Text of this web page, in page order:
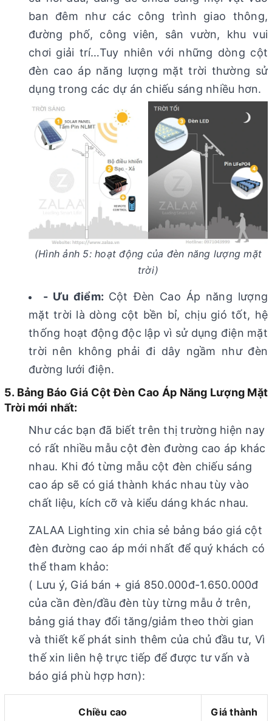
ban đêm như các công trình giao thông,
đường phố, công viên, sân vườn, khu vui
chơi giải trí…Tuy nhiên với những dòng cột
đèn cao áp năng lượng mặt trời thường sử
dụng trong các dự án chiếu sáng nhiều hơn.
(Hình ảnh 5: hoạt động của đèn năng lượng mặt
trời)
- Ưu điểm: Cột Đèn Cao Áp năng lượng
mặt trời là dòng cột bền bỉ, chịu gió tốt, hệ
thống hoạt động độc lập vì sử dụng điện mặt
trời nên không phải đi dây ngầm như đèn
đường lưới điện.
5. Bảng Báo Giá Cột Đèn Cao Áp Năng Lượng Mặt
Trời mới nhất:
Như các bạn đã biết trên thị trường hiện nay
có rất nhiều mẫu cột đèn đường cao áp khác
nhau. Khi đó từng mẫu cột đèn chiếu sáng
cao áp sẽ có giá thành khác nhau tùy vào
chất liệu, kích cỡ và kiểu dáng khác nhau.
ZALAA Lighting xin chia sẻ bảng báo giá cột
đèn đường cao áp mới nhất để quý khách có
thể tham khảo:
( Lưu ý, Giá bán + giá 850.000đ-1.650.000đ
của cần đèn/đầu đèn tùy từng mẫu ở trên,
bảng giá thay đổi tăng/giảm theo thời gian
và thiết kế phát sinh thêm của chủ đầu tư, Vì
thế xin liên hệ trực tiếp để được tư vấn và
báo giá phù hợp hơn):
Chiều cao Giá thành